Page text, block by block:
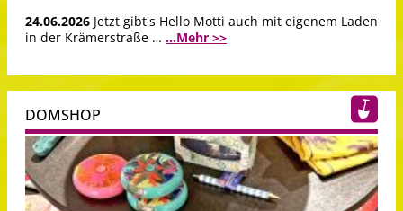
24.06.2026 Jetzt gibt's Hello Motti auch mit eigenem Laden
in der Krämerstraße … ...Mehr >>
DOMSHOP